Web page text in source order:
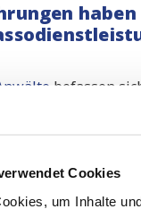
Cookies
um Inhalte
befassen
ob Sie ein
mit leeren
hat.
Lesen Sie hier,